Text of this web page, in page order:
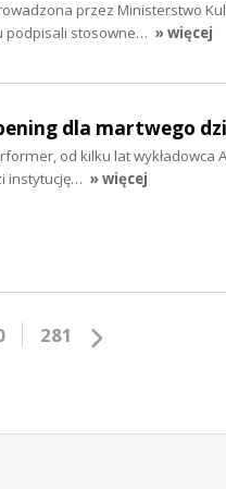
przez Ministerstwo
podpisali stosowne… » więcej
dla martwego
od kilku lat wykładowca
instytucję… » więcej
281